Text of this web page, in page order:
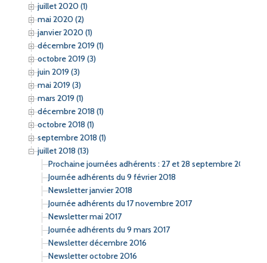
juillet 2020 (1)
mai 2020 (2)
janvier 2020 (1)
décembre 2019 (1)
octobre 2019 (3)
juin 2019 (3)
mai 2019 (3)
mars 2019 (1)
décembre 2018 (1)
octobre 2018 (1)
septembre 2018 (1)
juillet 2018 (13)
Prochaine journées adhérents : 27 et 28 septembre 2018
Journée adhérents du 9 février 2018
Newsletter janvier 2018
Journée adhérents du 17 novembre 2017
Newsletter mai 2017
Journée adhérents du 9 mars 2017
Newsletter décembre 2016
Newsletter octobre 2016